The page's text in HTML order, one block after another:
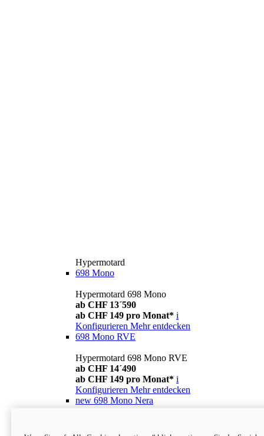
Hypermotard
698 Mono
Hypermotard 698 Mono
ab CHF 13´590
ab CHF 149 pro Monat* i
Konfigurieren Mehr entdecken
698 Mono RVE
Hypermotard 698 Mono RVE
ab CHF 14´490
ab CHF 149 pro Monat* i
Konfigurieren Mehr entdecken
new 698 Mono Nera
ab CHF 13´990